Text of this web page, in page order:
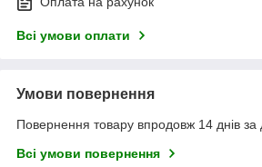
Всі умови оплати
Умови повернення
Повернення товару впродовж 14 днів за
Всі умови повернення